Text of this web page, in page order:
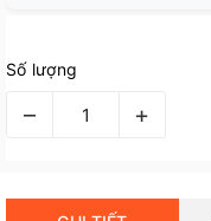
Số lượng
– +